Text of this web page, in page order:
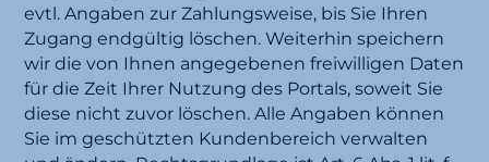
evtl. Angaben zur Zahlungsweise, bis Sie Ihren
Zugang endgültig löschen. Weiterhin speichern
wir die von Ihnen angegebenen freiwilligen Daten
für die Zeit Ihrer Nutzung des Portals, soweit Sie
diese nicht zuvor löschen. Alle Angaben können
Sie im geschützten Kundenbereich verwalten